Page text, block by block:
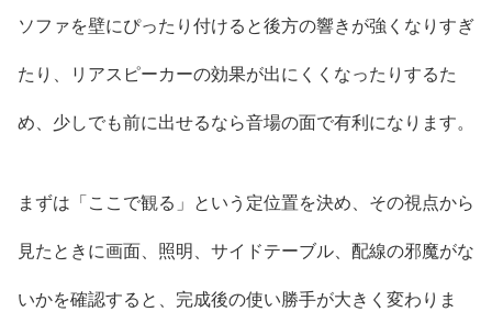
ソファを壁にぴったり付けると後方の響きが強くなりすぎ
たり、リアスピーカーの効果が出にくくなったりするた
め、少しでも前に出せるなら音場の面で有利になります。
まずは「ここで観る」という定位置を決め、その視点から
見たときに画面、照明、サイドテーブル、配線の邪魔がな
いかを確認すると、完成後の使い勝手が大きく変わりま